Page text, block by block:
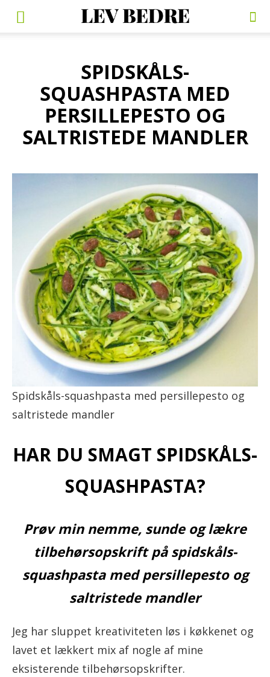
SPIDSKÅLS-
SQUASHPASTA MED
PERSILLEPESTO OG
SALTRISTEDE MANDLER
Spidskåls-squashpasta med persillepesto og
saltristede mandler
HAR DU SMAGT SPIDSKÅLS-
SQUASHPASTA?
Prøv min nemme, sunde og lækre
tilbehørsopskrift på spidskåls-
squashpasta med persillepesto og
saltristede mandler
Jeg har sluppet kreativiteten løs i køkkenet og
lavet et lækkert mix af nogle af mine
eksisterende tilbehørsopskrifter.